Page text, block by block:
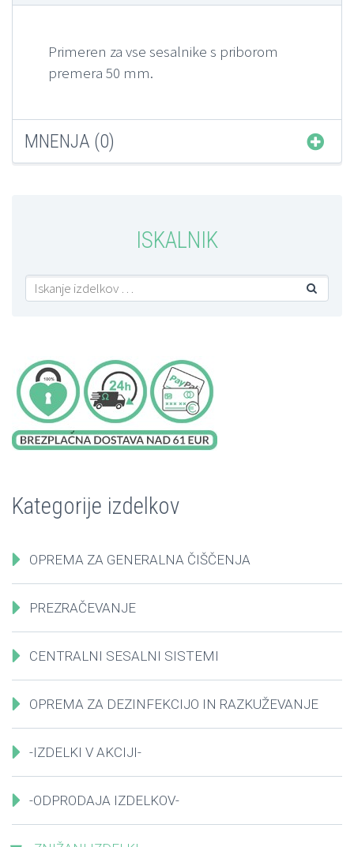
Primeren za vse sesalnike s priborom
premera 50 mm.
MNENJA (0)
ISKALNIK

Kategorije izdelkov
OPREMA ZA GENERALNA ČIŠČENJA
PREZRAČEVANJE
CENTRALNI SESALNI SISTEMI
OPREMA ZA DEZINFEKCIJO IN RAZKUŽEVANJE
-IZDELKI V AKCIJI-
-ODPRODAJA IZDELKOV-